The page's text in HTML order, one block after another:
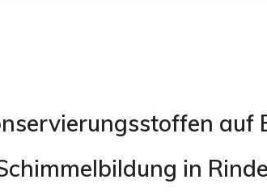
auf
in